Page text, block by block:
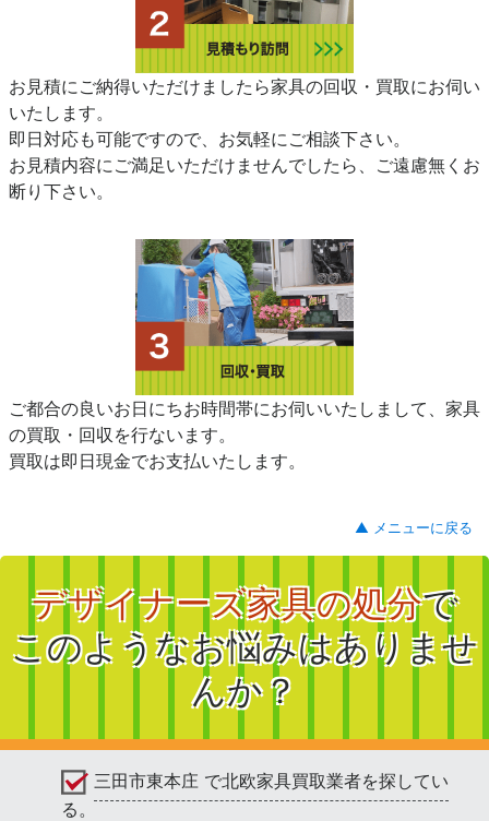
お見積にご納得いただけましたら家具の回収・買取にお伺い
いたします。
即日対応も可能ですので、お気軽にご相談下さい。
お見積内容にご満足いただけませんでしたら、ご遠慮無くお
断り下さい。
ご都合の良いお日にちお時間帯にお伺いいたしまして、家具
の買取・回収を行ないます。
買取は即日現金でお支払いたします。
▲ メニューに戻る
デザイナーズ家具の処分で
このようなお悩みはありませ
んか？
三田市東本庄 で北欧家具買取業者を探してい
る。